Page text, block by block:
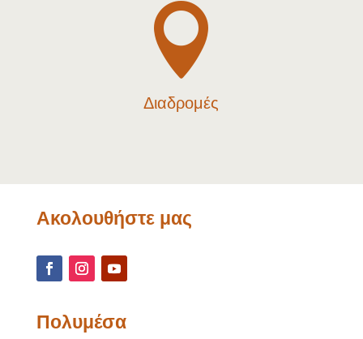

Διαδρομές
Ακολουθήστε μας
Πολυμέσα